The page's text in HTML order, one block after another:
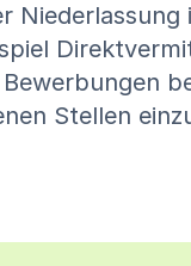
Stellen